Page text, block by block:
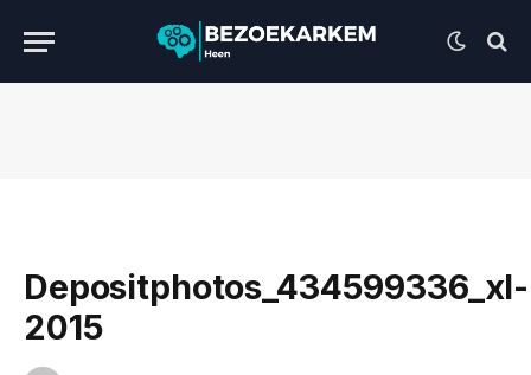
Depositphotos_434599336_xl-
2015